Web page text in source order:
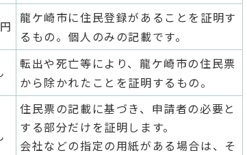
龍ケ崎市に住民登録があることを証明す
るもの。個人のみの記載です。
転出や死亡等により、龍ケ崎市の住民票
から除かれたことを証明するもの。
住民票の記載に基づき、申請者の必要と
する部分だけを証明します。
会社などの指定の用紙がある場合は、そ